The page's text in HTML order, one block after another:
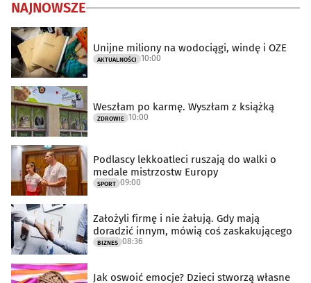
NAJNOWSZE
Unijne miliony na wodociągi, windę i OZE
AKTUALNOŚCI 10:00
Weszłam po karmę. Wyszłam z książką
ZDROWIE 10:00
Podlascy lekkoatleci ruszają do walki o
medale mistrzostw Europy
SPORT 09:00
Założyli firmę i nie żałują. Gdy mają
doradzić innym, mówią coś zaskakującego
BIZNES 08:36
Jak oswoić emocje? Dzieci stworzą własne